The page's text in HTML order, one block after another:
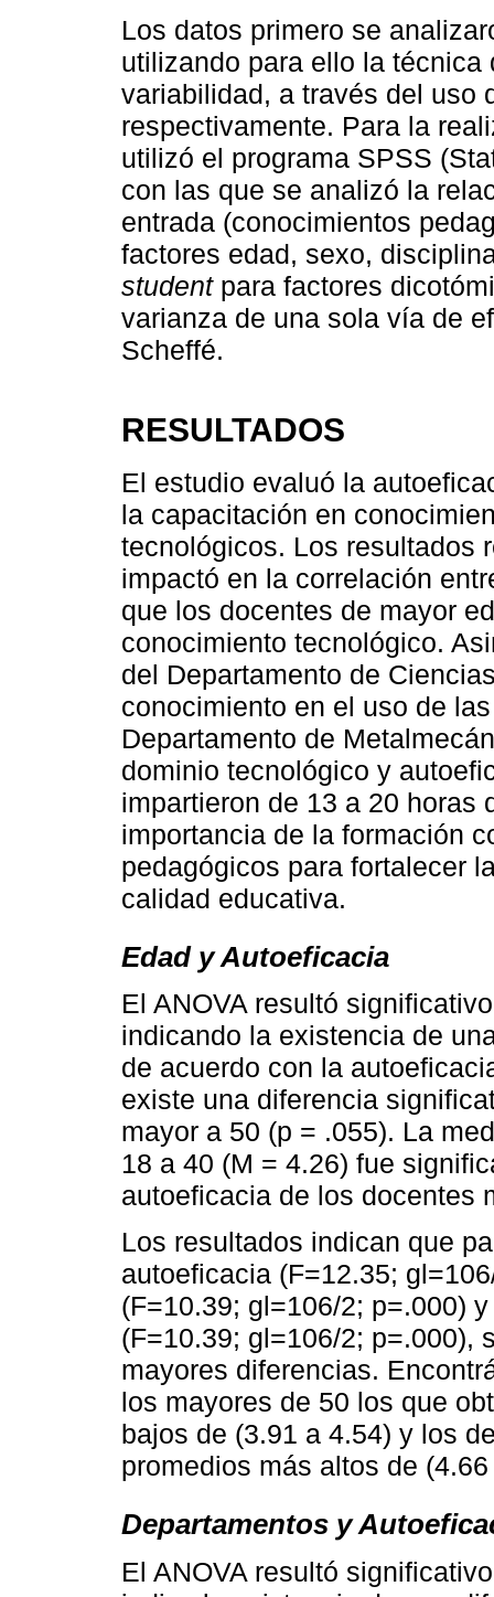
Los datos primero se
utilizando para ello la
variabilidad, a través del uso
respectivamente. Para la
utilizó el programa SPSS
con las que se analizó la
entrada (conocimientos
factores edad, sexo,
studentpara factores
varianza de una sola vía de
Scheffé.
RESULTADOS
El estudio evaluó la
la capacitación en
tecnológicos. Los resultados
impactó en la correlación
que los docentes de mayor
conocimiento tecnológico.
del Departamento de
conocimiento en el uso de
Departamento de
dominio tecnológico y
impartieron de 13 a 20 horas
importancia de la formación
pedagógicos para fortalecer
calidad educativa.
Edad y Autoeficacia
El ANOVA resultó
indicando la existencia de
de acuerdo con la
existe una diferencia
mayor a 50 (p = .055). La
18 a 40 (M = 4.26) fue
autoeficacia de los docentes
Los resultados indican que
autoeficacia (F=12.35;
(F=10.39; gl=106/2; p=.000)
(F=10.39; gl=106/2; p=.000),
mayores diferencias.
los mayores de 50 los que
bajos de (3.91 a 4.54) y los
promedios más altos de
Departamentos y
El ANOVA resultó